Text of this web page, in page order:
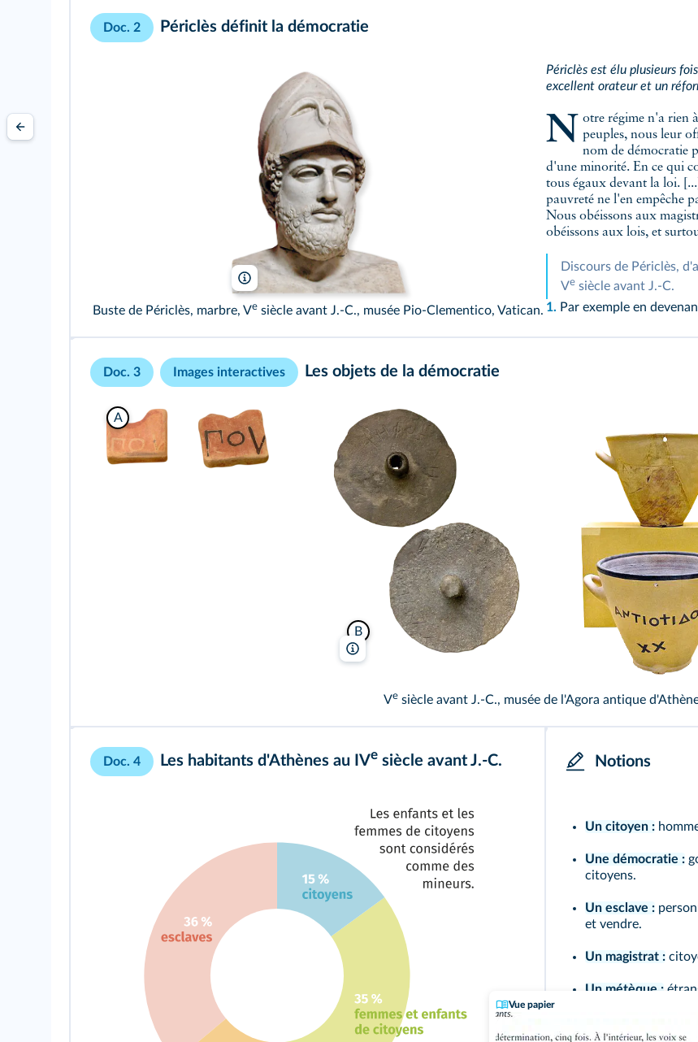
Vue papier
Doc. 2 Périclès définit la démocratie
Jastrow/Wikimeda
Buste de Périclès, marbre, Ve siècle avant J.‑C., musée Pio-Clementico, Vatican.
Périclès est élu plusieurs
excellent orateur et un
Notre régime n'a rien à envier à celui de nos voisins. Loin d'imiter les autres
peuples, nous leur
nom de démocratie
d'une minorité. En ce qui
tous égaux devant la loi.
pauvreté ne l'en empêche
Nous obéissons aux
obéissons aux lois, et
Discours de Périclès,
Ve siècle avant J.‑C.
1. Par exemple en
Doc. 3 Images interactives Les objets de la démocratie
A
B
Images : Wikimedia
Ve siècle avant J.‑C., musée de l'Agora antique
Doc. 4 Les habitants d'Athènes au IVe siècle avant J.‑C. Notions
Un citoyen :
Une démocratie :
citoyens.
Un esclave :
et vendre.
Un magistrat :
Un métèque :